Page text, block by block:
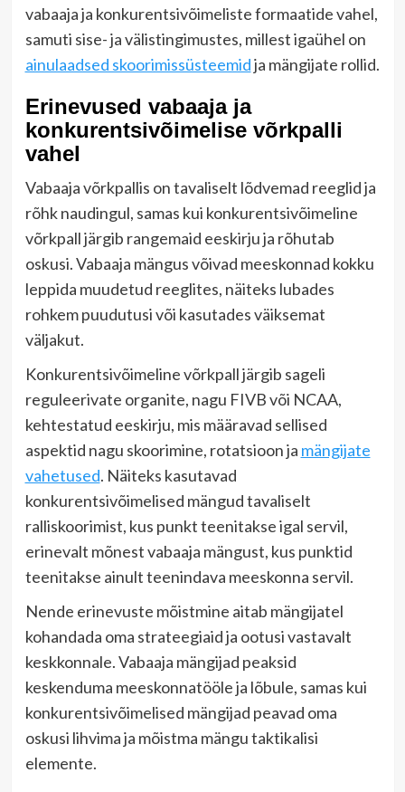
vabaaja ja konkurentsivõimeliste formaatide vahel,
samuti sise- ja välistingimustes, millest igaühel on
ainulaadsed skoorimissüsteemidja mängijate rollid.
Erinevused vabaaja ja
konkurentsivõimelise võrkpalli
vahel
Vabaaja võrkpallis on tavaliselt lõdvemad reeglid ja
rõhk naudingul, samas kui konkurentsivõimeline
võrkpall järgib rangemaid eeskirju ja rõhutab
oskusi. Vabaaja mängus võivad meeskonnad kokku
leppida muudetud reeglites, näiteks lubades
rohkem puudutusi või kasutades väiksemat
väljakut.
Konkurentsivõimeline võrkpall järgib sageli
reguleerivate organite, nagu FIVB või NCAA,
kehtestatud eeskirju, mis määravad sellised
aspektid nagu skoorimine, rotatsioon ja mängijate
vahetused. Näiteks kasutavad
konkurentsivõimelised mängud tavaliselt
ralliskoorimist, kus punkt teenitakse igal servil,
erinevalt mõnest vabaaja mängust, kus punktid
teenitakse ainult teenindava meeskonna servil.
Nende erinevuste mõistmine aitab mängijatel
kohandada oma strateegiaid ja ootusi vastavalt
keskkonnale. Vabaaja mängijad peaksid
keskenduma meeskonnatööle ja lõbule, samas kui
konkurentsivõimelised mängijad peavad oma
oskusi lihvima ja mõistma mängu taktikalisi
elemente.